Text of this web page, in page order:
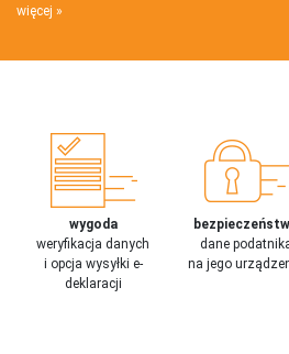
więcej
wygoda
weryfikacja danych
i opcja wysyłki e-
deklaracji
dane
na jego